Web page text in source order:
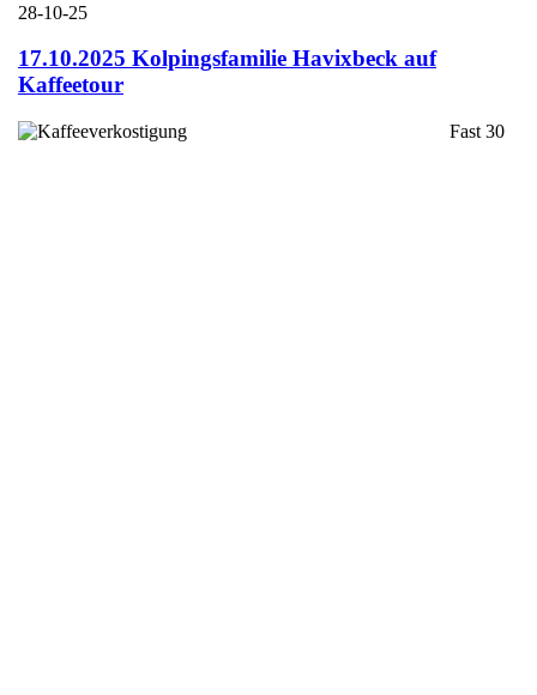
28-10-25
17.10.2025 Kolpingsfamilie Havixbeck auf
Kaffeetour
Fast 30